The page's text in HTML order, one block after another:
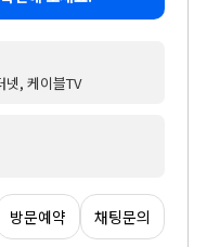
넷, 케이블TV
방문예약 채팅문의